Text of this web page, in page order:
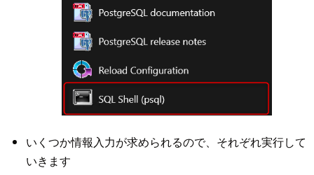
いくつか情報入力が求められるので、それぞれ実行して
いきます